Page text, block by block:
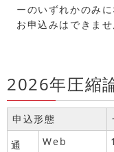
ーのいずれかのみ
お申込みはできませ
2026年圧縮
申込形態
通
Web